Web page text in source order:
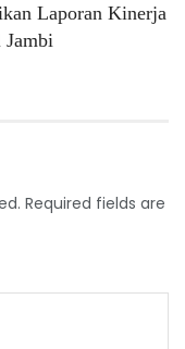
Laporan Kinerja
Required fields are